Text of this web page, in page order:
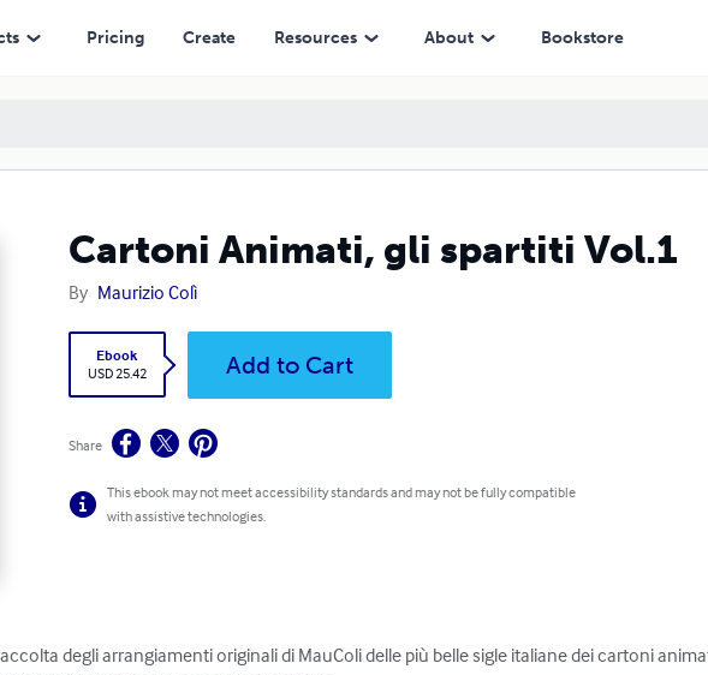
Pricing Create Resources About Bookstore
Cartoni Animati, gli spartiti Vol.1
By Maurizio Colì
Ebook
USD 25.42
Add to Cart
Share
This ebook may not meet accessibility standards and may not be fully compatible
with assistive technologies.
degli arrangiamenti originali di MauColi delle più belle sigle italiane dei cartoni